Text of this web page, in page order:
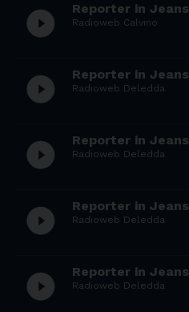
play_circle_filled Reporter in Jeans
Radioweb Calvino
play_circle_filled Reporter in Jeans
Radioweb Deledda
play_circle_filled Reporter in Jeans
Radioweb Deledda
play_circle_filled Reporter in Jeans
Radioweb Deledda
play_circle_filled Reporter in Jeans
Radioweb Deledda